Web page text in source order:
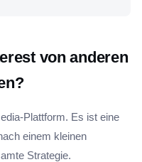
von anderen
Plattform. Es ist eine
einem kleinen
Strategie.